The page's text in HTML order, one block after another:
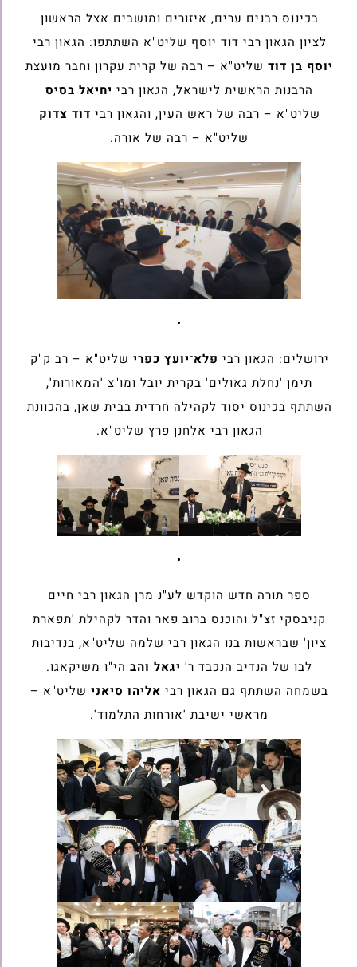
בכינוס רבנים ערים, איזורים ומושבים אצל הראשון
לציון הגאון רבי דוד יוסף שליט"א השתתפו: הגאון רבי
יוסף בן דוד שליט"א – רבה של קרית עקרון וחבר מועצת
הרבנות הראשית לישראל, הגאון רבי יחיאל בסיס
שליט"א – רבה של ראש העין, והגאון רבי דוד צדוק
שליט"א – רבה של אורה.
•
ירושלים: הגאון רבי פלא־יועץ כפרי שליט"א – רב ק"ק
תימן 'נחלת גאולים' בקרית יובל ומו"צ 'המאורות',
השתתף בכינוס יסוד לקהילה חרדית בבית שאן, בהכוונת
הגאון רבי אלחנן פרץ שליט"א.
•
ספר תורה חדש הוקדש לע"נ מרן הגאון רבי חיים
קניבסקי זצ"ל והוכנס ברוב פאר והדר לקהילת 'תפארת
ציון' שבראשות בנו הגאון רבי שלמה שליט"א, בנדיבות
לבו של הנדיב הנכבד ר' יגאל והב הי"ו משיקאגו.
בשמחה השתתף גם הגאון רבי אליהו סיאני שליט"א –
מראשי ישיבת 'אורחות התלמוד'.